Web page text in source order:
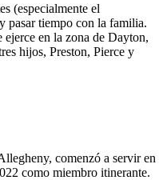
(especialmente el
pasar tiempo con la familia.
en la zona de Dayton,
hijos, Preston, Pierce y
comenzó a servir en
como miembro itinerante.